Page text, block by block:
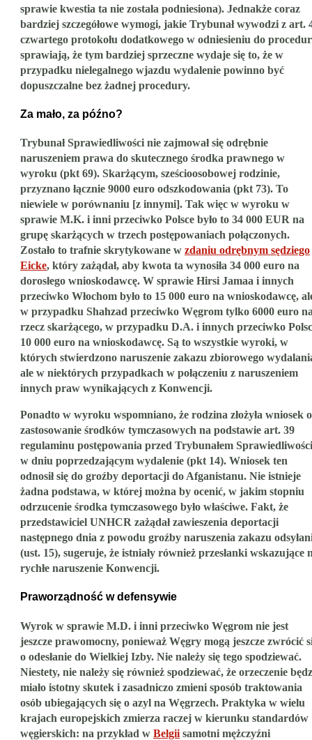
sprawie kwestia ta nie została podniesiona). Jednakże coraz
bardziej szczegółowe wymogi, jakie Trybunał wywodzi z art.
czwartego protokołu dodatkowego w odniesieniu do
sprawiają, że tym bardziej sprzeczne wydaje się to, że w
przypadku nielegalnego wjazdu wydalenie powinno być
dopuszczalne bez żadnej procedury.
Za mało, za późno?
Trybunał Sprawiedliwości nie zajmował się odrębnie
naruszeniem prawa do skutecznego środka prawnego w
wyroku (pkt 69). Skarżącym, sześcioosobowej rodzinie,
przyznano łącznie 9000 euro odszkodowania (pkt 73). To
niewiele w porównaniu [z innymi]. Tak więc w wyroku w
sprawie M.K. i inni przeciwko Polsce było to 34 000 EUR na
grupę skarżących w trzech postępowaniach połączonych.
Zostało to trafnie skrytykowane w zdaniu odrębnym sędziego
Eicke, który zażądał, aby kwota ta wynosiła 34 000 euro na
dorosłego wnioskodawcę. W sprawie Hirsi Jamaa i innych
przeciwko Włochom było to 15 000 euro na wnioskodawcę,
w przypadku Shahzad przeciwko Węgrom tylko 6000 euro
rzecz skarżącego, w przypadku D.A. i innych przeciwko
10 000 euro na wnioskodawcę. Są to wszystkie wyroki, w
których stwierdzono naruszenie zakazu zbiorowego
ale w niektórych przypadkach w połączeniu z naruszeniem
innych praw wynikających z Konwencji.
Ponadto w wyroku wspomniano, że rodzina złożyła wniosek o
zastosowanie środków tymczasowych na podstawie art. 39
regulaminu postępowania przed Trybunałem Sprawiedliwości
w dniu poprzedzającym wydalenie (pkt 14). Wniosek ten
odnosił się do groźby deportacji do Afganistanu. Nie istnieje
żadna podstawa, w której można by ocenić, w jakim stopniu
odrzucenie środka tymczasowego było właściwe. Fakt, że
przedstawiciel UNHCR zażądał zawieszenia deportacji
następnego dnia z powodu groźby naruszenia zakazu
(ust. 15), sugeruje, że istniały również przesłanki wskazujące
rychłe naruszenie Konwencji.
Praworządność w defensywie
Wyrok w sprawie M.D. i inni przeciwko Węgrom nie jest
jeszcze prawomocny, ponieważ Węgry mogą jeszcze zwrócić
o odesłanie do Wielkiej Izby. Nie należy się tego spodziewać.
Niestety, nie należy się również spodziewać, że orzeczenie
miało istotny skutek i zasadniczo zmieni sposób traktowania
osób ubiegających się o azyl na Węgrzech. Praktyka w wielu
krajach europejskich zmierza raczej w kierunku standardów
węgierskich: na przykład w Belgii samotni mężczyźni